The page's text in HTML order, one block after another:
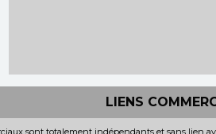
LIENS
sont totalement indépendants et sans lien